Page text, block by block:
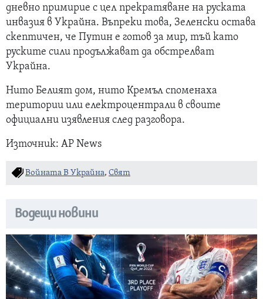
дневно примирие с цел прекратяване на руската
инвазия в Украйна. Въпреки това, Зеленски остава
скептичен, че Путин е готов за мир, тъй като
руските сили продължават да обстрелват
Украйна.
Нито Белият дом, нито Кремъл споменаха
територии или електроцентрали в своите
официални изявления след разговора.
Източник: AP News
Войната В Украйна, Свят
Водещи новини